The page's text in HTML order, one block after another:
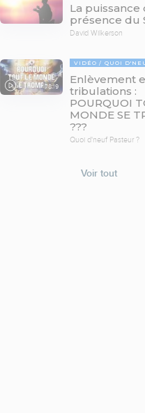
La puissance
présence du
David Wilkerson
78:19
VIDÉO QUOI
Enlèvement
tribulations :
POURQUOI
MONDE SE
???
Quoi d'neuf Pasteur ?
Voir tout